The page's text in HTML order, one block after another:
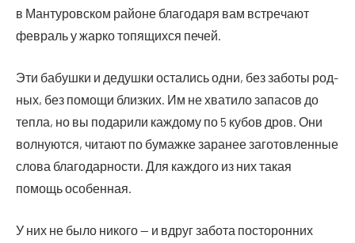
в Ман­ту­ров­ском рай­оне бла­го­да­ря вам встре­ча­ют
фев­раль у жар­ко топя­щих­ся печей.
Эти бабуш­ки и дедуш­ки оста­лись одни, без забо­ты род­
ных, без помо­щи близ­ких. Им не хва­ти­ло запа­сов до
теп­ла, но вы пода­ри­ли каж­до­му по 5 кубов дров. Они
вол­ну­ют­ся, чита­ют по бумаж­ке зара­нее заго­тов­лен­ные
сло­ва бла­го­дар­но­сти. Для каж­до­го из них такая
помощь особенная.
У них не было нико­го — и вдруг забо­та посто­рон­них